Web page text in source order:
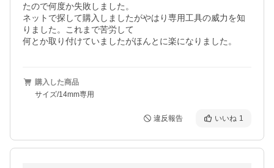
たので何度か失敗しました。
ネットで探して購入しましたがやはり専用工具の威力を知
りました。これまで苦労して
何とか取り付けていましたがほんとに楽になりました。
購入した商品
サイズ/14mm専用
違反報告 いいね 1